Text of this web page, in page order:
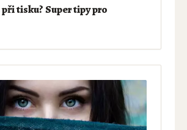
tisku? Super tipy pro